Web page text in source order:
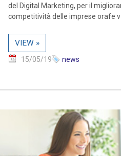
del Digital Marketing, per il
competitività delle imprese orafe
VIEW »
15/05/19 news